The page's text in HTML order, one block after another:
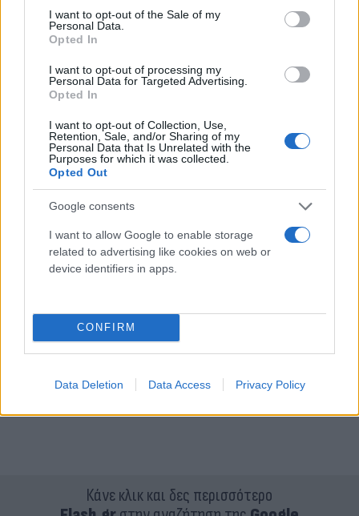
consent section.
I want to opt-out of the Sale of my
Personal Data.
Opted In
I want to opt-out of processing my
Personal Data for Targeted Advertising.
Opted In
I want to opt-out of Collection, Use,
Retention, Sale, and/or Sharing of my
Personal Data that Is Unrelated with the
Purposes for which it was collected.
Opted Out
Google consents
I want to allow Google to enable storage
related to advertising like cookies on web or
device identifiers in apps.
CONFIRM
Data Deletion Data Access Privacy Policy
Κάνε κλικ και δες περισσότερο